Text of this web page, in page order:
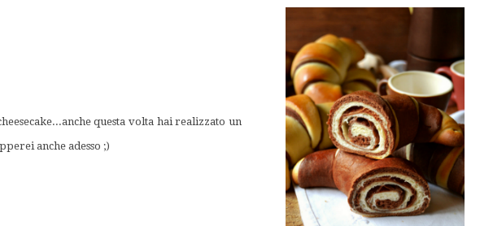
questa volta hai realizzato un
anche adesso ;)